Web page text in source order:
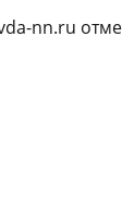
nn.ru